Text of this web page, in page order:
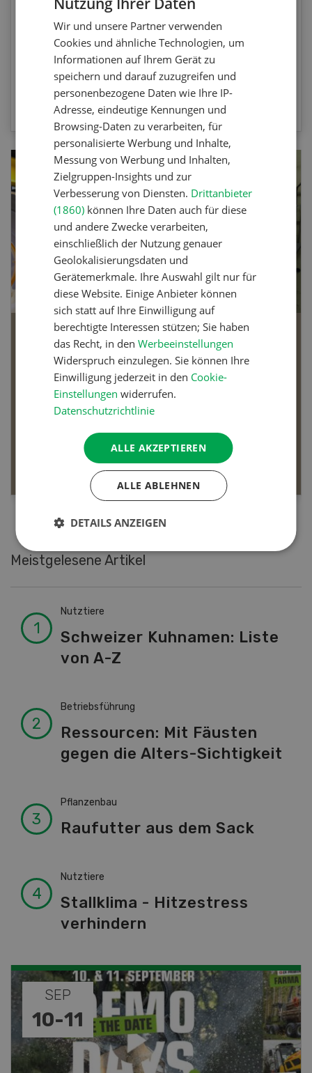
beziehen sich auf die Unkrautbekämpfung und
Maschinen zur mechanischen
Unkrautbekämpfung.
ZUM QUIZ
Die Schweizer Landwirtschaft in 20 Jahren
Die Schweizer Landwirtschaft in 20
Jahren
In unserer Videoserie werfen verschiedene
die Zukunft der Schweizer Landwirtschaft.
Meistgelesene Artikel
Nutztiere
Schweizer Kuhnamen: Liste
von A-Z
Betriebsführung
Ressourcen: Mit Fäusten
gegen die Alters-Sichtigkeit
Pflanzenbau
Raufutter aus dem Sack
Nutztiere
Stallklima - Hitzestress
verhindern
NOV
08-
DEZ
31
Wir und unsere Partner verwenden
Cookies und ähnliche Technologien, um
Informationen auf Ihrem Gerät zu
speichern und darauf zuzugreifen und
personenbezogene Daten wie Ihre IP-
Adresse, eindeutige Kennungen und
Browsing-Daten zu verarbeiten, für
personalisierte Werbung und Inhalte,
Messung von Werbung und Inhalten,
Zielgruppen-Insights und zur
Verbesserung von Diensten. Drittanbieter
(1860) können Ihre Daten auch für diese
und andere Zwecke verarbeiten,
einschließlich der Nutzung genauer
Geolokalisierungsdaten und
Gerätemerkmale. Ihre Auswahl gilt nur für
diese Website. Einige Anbieter können
sich statt auf Ihre Einwilligung auf
berechtigte Interessen stützen; Sie haben
das Recht, in denWerbeeinstellungen
Widerspruch einzulegen. Sie können Ihre
Einwilligung jederzeit in den Cookie-
Einstellungen widerrufen.
Datenschutzrichtlinie
ALLE AKZEPTIEREN
ALLE ABLEHNEN
DETAILS ANZEIGEN